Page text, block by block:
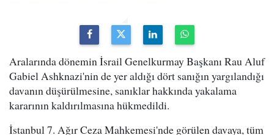
Aralarında dönemin İsrail Genelkurmay Başkanı Rau Aluf
Gabiel Ashknazi'nin de yer aldığı dört sanığın yargılandığı
davanın düşürülmesine, sanıklar hakkında yakalama
kararının kaldırılmasına hükmedildi.
İstanbul 7. Ağır Ceza Mahkemesi'nde görülen davaya, tüm